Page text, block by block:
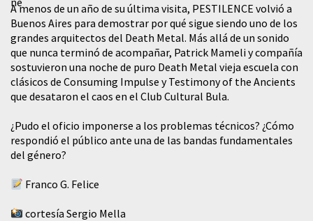
A menos de un año de su última visita, PESTILENCE volvió a
Buenos Aires para demostrar por qué sigue siendo uno de los
grandes arquitectos del Death Metal. Más allá de un sonido
que nunca terminó de acompañar, Patrick Mameli y compañía
sostuvieron una noche de puro Death Metal vieja escuela con
clásicos de Consuming Impulse y Testimony of the Ancients
que desataron el caos en el Club Cultural Bula.
¿Pudo el oficio imponerse a los problemas técnicos? ¿Cómo
respondió el público ante una de las bandas fundamentales
del género?
Franco G. Felice
cortesía Sergio Mella